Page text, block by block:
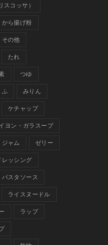
スコッサ）
から揚げ粉
その他
たれ
つゆ
ふ みりん
ケチャップ
ヨン・ガラスープ
ジャム ゼリー
レッシング
パスタソース
ライスヌードル
ラップ